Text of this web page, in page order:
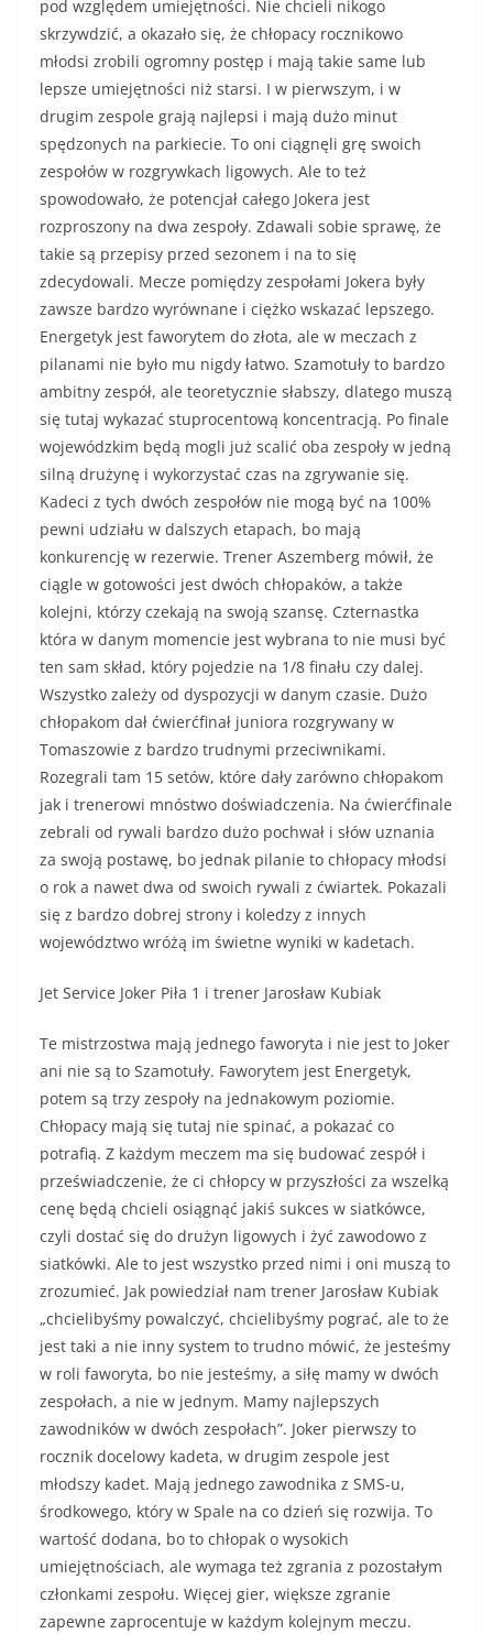
pod względem umiejętności. Nie chcieli nikogo
skrzywdzić, a okazało się, że chłopacy rocznikowo
młodsi zrobili ogromny postęp i mają takie same lub
lepsze umiejętności niż starsi. I w pierwszym, i w
drugim zespole grają najlepsi i mają dużo minut
spędzonych na parkiecie. To oni ciągnęli grę swoich
zespołów w rozgrywkach ligowych. Ale to też
spowodowało, że potencjał całego Jokera jest
rozproszony na dwa zespoły. Zdawali sobie sprawę, że
takie są przepisy przed sezonem i na to się
zdecydowali. Mecze pomiędzy zespołami Jokera były
zawsze bardzo wyrównane i ciężko wskazać lepszego.
Energetyk jest faworytem do złota, ale w meczach z
pilanami nie było mu nigdy łatwo. Szamotuły to bardzo
ambitny zespół, ale teoretycznie słabszy, dlatego muszą
się tutaj wykazać stuprocentową koncentracją. Po finale
wojewódzkim będą mogli już scalić oba zespoły w jedną
silną drużynę i wykorzystać czas na zgrywanie się.
Kadeci z tych dwóch zespołów nie mogą być na 100%
pewni udziału w dalszych etapach, bo mają
konkurencję w rezerwie. Trener Aszemberg mówił, że
ciągle w gotowości jest dwóch chłopaków, a także
kolejni, którzy czekają na swoją szansę. Czternastka
która w danym momencie jest wybrana to nie musi być
ten sam skład, który pojedzie na 1/8 finału czy dalej.
Wszystko zależy od dyspozycji w danym czasie. Dużo
chłopakom dał ćwierćfinał juniora rozgrywany w
Tomaszowie z bardzo trudnymi przeciwnikami.
Rozegrali tam 15 setów, które dały zarówno chłopakom
jak i trenerowi mnóstwo doświadczenia. Na ćwierćfinale
zebrali od rywali bardzo dużo pochwał i słów uznania
za swoją postawę, bo jednak pilanie to chłopacy młodsi
o rok a nawet dwa od swoich rywali z ćwiartek. Pokazali
się z bardzo dobrej strony i koledzy z innych
województwo wróżą im świetne wyniki w kadetach.
Jet Service Joker Piła 1 i trener Jarosław Kubiak
Te mistrzostwa mają jednego faworyta i nie jest to Joker
ani nie są to Szamotuły. Faworytem jest Energetyk,
potem są trzy zespoły na jednakowym poziomie.
Chłopacy mają się tutaj nie spinać, a pokazać co
potrafią. Z każdym meczem ma się budować zespół i
przeświadczenie, że ci chłopcy w przyszłości za wszelką
cenę będą chcieli osiągnąć jakiś sukces w siatkówce,
czyli dostać się do drużyn ligowych i żyć zawodowo z
siatkówki. Ale to jest wszystko przed nimi i oni muszą to
zrozumieć. Jak powiedział nam trener Jarosław Kubiak
„chcielibyśmy powalczyć, chcielibyśmy pograć, ale to że
jest taki a nie inny system to trudno mówić, że jesteśmy
w roli faworyta, bo nie jesteśmy, a siłę mamy w dwóch
zespołach, a nie w jednym. Mamy najlepszych
zawodników w dwóch zespołach”. Joker pierwszy to
rocznik docelowy kadeta, w drugim zespole jest
młodszy kadet. Mają jednego zawodnika z SMS-u,
środkowego, który w Spale na co dzień się rozwija. To
wartość dodana, bo to chłopak o wysokich
umiejętnościach, ale wymaga też zgrania z pozostałym
członkami zespołu. Więcej gier, większe zgranie
zapewne zaprocentuje w każdym kolejnym meczu.